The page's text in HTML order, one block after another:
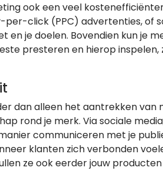
ook een veel
per-click (PPC) advertenties, of
en je doelen. Bovendien kun je
presteren en hierop inspelen,
dan alleen het aantrekken van
rond je merk. Via sociale
communiceren met je
klanten zich verbonden
ze ook eerder jouw